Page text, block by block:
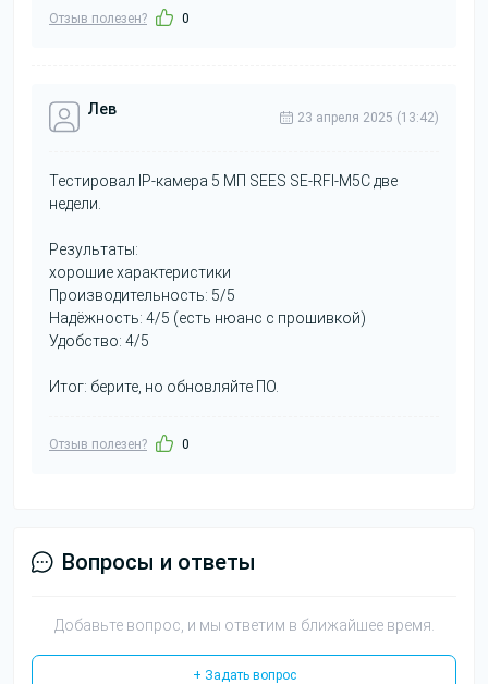
Отзыв полезен? 0
Лев 23 апреля 2025 (13:42)
Тестировал IP-камера 5 МП SEES SE-RFI-M5C две
недели.
Результаты:
хорошие характеристики
Производительность: 5/5
Надёжность: 4/5 (есть нюанс с прошивкой)
Удобство: 4/5
Итог: берите, но обновляйте ПО.
Отзыв полезен? 0
Вопросы и ответы
Добавьте вопрос, и мы ответим в ближайшее время.
+ Задать вопрос